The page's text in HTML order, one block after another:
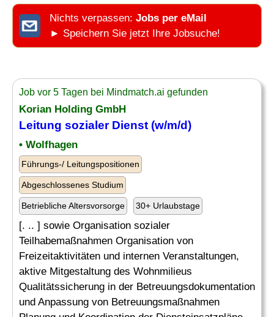
Nichts verpassen: Jobs per eMail
► Speichern Sie jetzt Ihre Jobsuche!
Job vor 5 Tagen bei Mindmatch.ai gefunden
Korian Holding GmbH
Leitung sozialer Dienst (w/m/d)
• Wolfhagen
Führungs-/ Leitungspositionen
Abgeschlossenes Studium
Betriebliche Altersvorsorge 30+ Urlaubstage
[. .. ] sowie Organisation sozialer
Teilhabemaßnahmen Organisation von
Freizeitaktivitäten und internen Veranstaltungen,
aktive Mitgestaltung des Wohnmilieus
Qualitätssicherung in der Betreuungsdokumentation
und Anpassung von Betreuungsmaßnahmen